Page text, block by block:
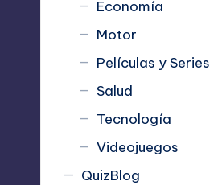
Economía
Motor
Películas y Series
Salud
Tecnología
Videojuegos
QuizBlog